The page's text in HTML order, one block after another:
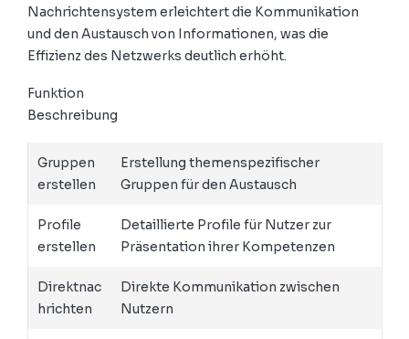
Nachrichtensystem erleichtert die Kommunikation
und den Austausch von Informationen, was die
Effizienz des Netzwerks deutlich erhöht.
Funktion
Beschreibung
Gruppen
erstellen
Erstellung themenspezifischer
Gruppen für den Austausch
Profile
erstellen
Detaillierte Profile für Nutzer zur
Präsentation ihrer Kompetenzen
Direktnac
hrichten
Direkte Kommunikation zwischen
Nutzern